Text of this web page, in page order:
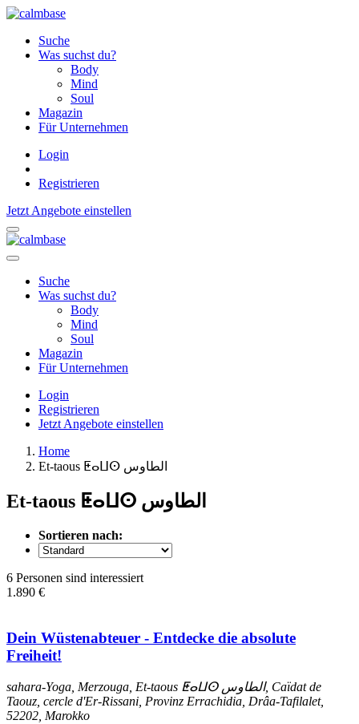
Suche
Was suchst du?
Body
Mind
Soul
Magazin
Für Unternehmen
Login
Registrieren
Jetzt Angebote einstellen
Suche
Was suchst du?
Body
Mind
Soul
Magazin
Für Unternehmen
Login
Registrieren
Jetzt Angebote einstellen
Home
Et-taous ⵟⴰⵡⵙ الطاوس
Et-taous ⵟⴰⵡⵙ الطاوس
Sortieren nach:
6 Personen sind interessiert
1.890 €
Dein Wüstenabteuer - Entdecke die absolute
Freiheit!
sahara-Yoga, Merzouga, Et-taous ⵟⴰⵡⵙ الطاوس, Caïdat de
Taouz, cercle d'Er-Rissani, Provinz Errachidia, Drâa-Tafilalet,
52202, Marokko